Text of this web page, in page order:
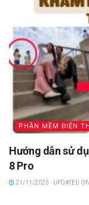
PHẦN MỀM ĐIỆN
Hướng dẫn sử
8 Pro
21/11/2023 - UPDATED